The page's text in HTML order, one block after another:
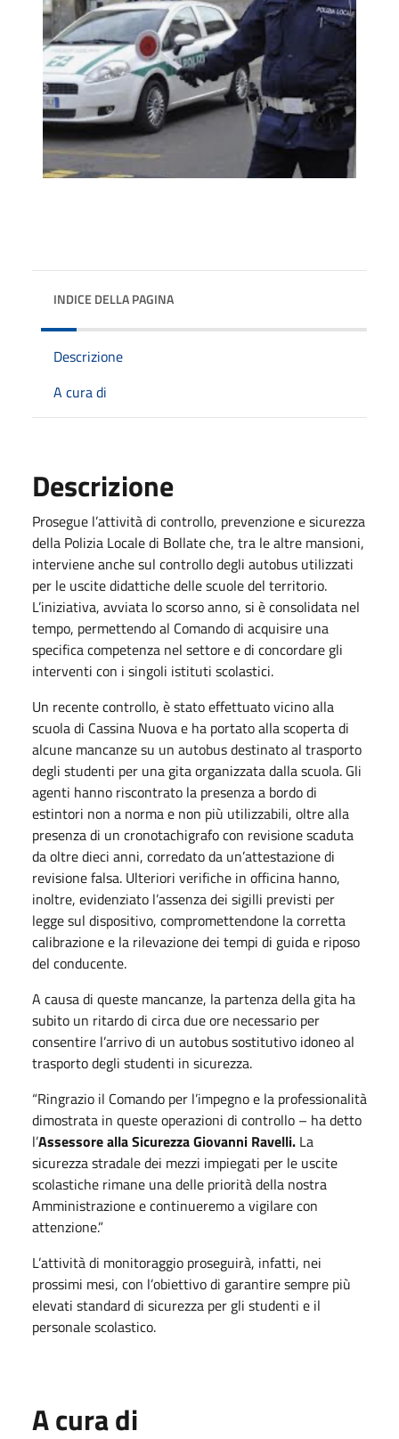
INDICE DELLA PAGINA
Descrizione
A cura di
Descrizione
Prosegue l’attività di controllo, prevenzione e sicurezza
della Polizia Locale di Bollate che, tra le altre mansioni,
interviene anche sul controllo degli autobus utilizzati
per le uscite didattiche delle scuole del territorio.
L’iniziativa, avviata lo scorso anno, si è consolidata nel
tempo, permettendo al Comando di acquisire una
specifica competenza nel settore e di concordare gli
interventi con i singoli istituti scolastici.
Un recente controllo, è stato effettuato vicino alla
scuola di Cassina Nuova e ha portato alla scoperta di
alcune mancanze su un autobus destinato al trasporto
degli studenti per una gita organizzata dalla scuola. Gli
agenti hanno riscontrato la presenza a bordo di
estintori non a norma e non più utilizzabili, oltre alla
presenza di un cronotachigrafo con revisione scaduta
da oltre dieci anni, corredato da un’attestazione di
revisione falsa. Ulteriori verifiche in officina hanno,
inoltre, evidenziato l’assenza dei sigilli previsti per
legge sul dispositivo, compromettendone la corretta
calibrazione e la rilevazione dei tempi di guida e riposo
del conducente.
A causa di queste mancanze, la partenza della gita ha
subito un ritardo di circa due ore necessario per
consentire l’arrivo di un autobus sostitutivo idoneo al
trasporto degli studenti in sicurezza.
“Ringrazio il Comando per l’impegno e la professionalità
dimostrata in queste operazioni di controllo – ha detto
l’Assessore alla Sicurezza Giovanni Ravelli. La
sicurezza stradale dei mezzi impiegati per le uscite
scolastiche rimane una delle priorità della nostra
Amministrazione e continueremo a vigilare con
attenzione.”
L’attività di monitoraggio proseguirà, infatti, nei
prossimi mesi, con l’obiettivo di garantire sempre più
elevati standard di sicurezza per gli studenti e il
personale scolastico.
A cura di